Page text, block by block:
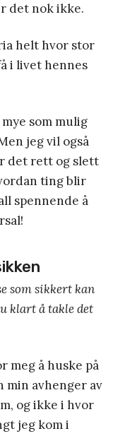
det nok ikke.
helt hvor stor
i livet hennes
som mulig
jeg vil også
det rett og slett
ting blir
spennende å
som sikkert kan
klart å takle det
meg å huske på
min avhenger av
og ikke i hvor
jeg kom i